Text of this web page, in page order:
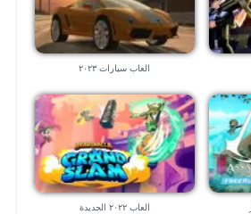
العاب سيارات ٢٠٢٣
العاب ٢٠٢٢ الجديدة